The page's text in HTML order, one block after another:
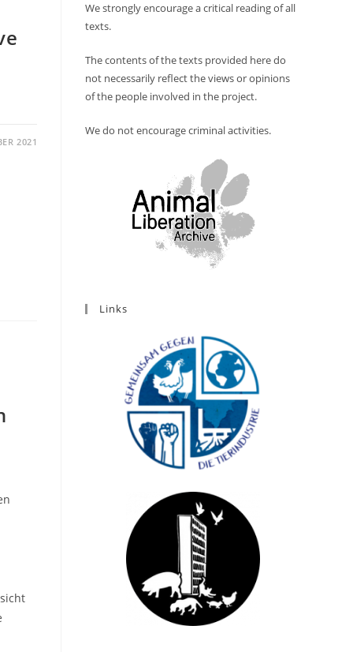
2021
We strongly encourage a critical reading of all
texts.
The contents of the texts provided here do
not necessarily reflect the views or opinions
of the people involved in the project.
We do not encourage criminal activities.
Links